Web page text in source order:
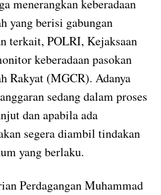
menerangkan keberadaan
yang berisi gabungan
terkait, POLRI, Kejaksaan
keberadaan pasokan
Rakyat (MGCR). Adanya
sedang dalam proses
dan apabila ada
segera diambil tindakan
yang berlaku.
Perdagangan Muhammad